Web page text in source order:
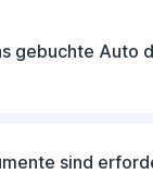
gebuchte Auto
sind